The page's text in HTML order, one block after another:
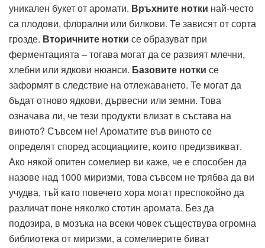
уникален букет от аромати. Връхните нотки най-често
са плодови, флорални или билкови. Те зависят от сорта
грозде. Вторичните нотки се образуват при
ферментацията – тогава могат да се развият млечни,
хлебни или ядкови нюанси. Базовите нотки се
заформят в следствие на отлежаването. Те могат да
бъдат отново ядкови, дървесни или земни. Това
означава ли, че тези продукти влизат в състава на
виното? Съвсем не! Ароматите във виното се
определят според асоциациите, които предизвикват.
Ако някой опитен сомелиер ви каже, че е способен да
назове над 1000 миризми, това съвсем не трябва да ви
учудва, тъй като повечето хора могат преспокойно да
различат поне няколко стотин аромата. Без да
подозира, в мозъка на всеки човек съществува огромна
библиотека от миризми, а сомелиерите биват